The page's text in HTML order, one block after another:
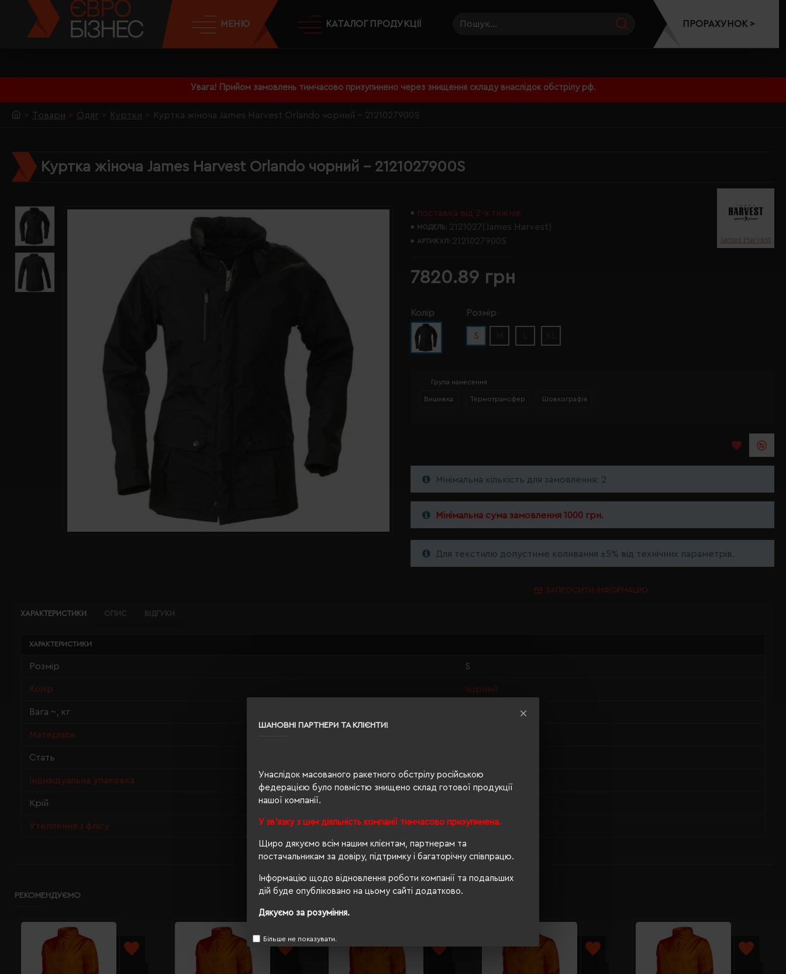
ШАНОВНІ ПАРТНЕРИ ТА КЛІЄНТИ!
Унаслідок масованого ракетного обстрілу російською
федерацією було повністю знищено склад готової продукції
нашої компанії.
У зв'язку з цим діяльність компанії тимчасово призупинена.
Щиро дякуємо всім нашим клієнтам, партнерам та
постачальникам за довіру, підтримку і багаторічну співпрацю.
Інформацію щодо відновлення роботи компанії та подальших
дій буде опубліковано на цьому сайті додатково.
Дякуємо за розуміння.
Більше не показувати.
Увага! Прийом замовлень тимчасово призупинено через знищення складу внаслідок обстрілу рф.
МЕНЮ КАТАЛОГ ПРОДУКЦІЇ ПРОРАХУНОК >
Товари Одяг Куртки Куртка жіноча James Harvest Orlando чорний - 2121027900S
Куртка жіноча James Harvest Orlando чорний - 2121027900S
поставка від 2-х тижнів
МОДЕЛЬ: 2121027(James Harvest)
АРТИКУЛ: 2121027900S James Harvest
7820.89 грн
Колір Розмір
S
Група нанесення
Вишивка Термотрансфер Шовкографія
Мінімальна кількість для замовлення: 2
Мінімальна сума замовлення 1000 грн.
Для текстилю допустиме коливання ±5% від технічних параметрів.
ЗАПРОСИТИ ІНФОРМАЦІЮ
ХАРАКТЕРИСТИКИ ОПИС ВІДГУКИ
ХАРАКТЕРИСТИКИ
Розмір S
Колір чорний
Вага ~, кг
Матеріали
Стать
Індивідуальна упаковка п/е пакет
Крій
Утеплення з флісу ні
РЕКОМЕНДУЄМО